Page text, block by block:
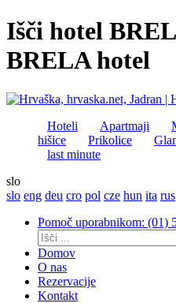
Išči hotel
BRELA hotel
Hoteli Apartmaji
hišice
Prikolice
last minute
slo
slo eng deu cro pol cze hun ita rus
Pomoč uporabnikom: (01)
Domov
O nas
Rezervacije
Kontakt